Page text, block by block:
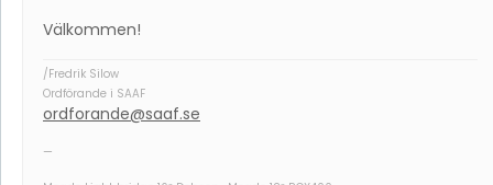
Välkommen!
/Fredrik Silow
Ordförande i SAAF
ordforande@saaf.se
—